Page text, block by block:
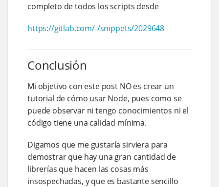
completo de todos los scripts desde
https://gitlab.com/-/snippets/2029648
Conclusión
Mi objetivo con este post NO es crear un
tutorial de cómo usar Node, pues como se
puede observar ni tengo conocimientos ni el
código tiene una calidad mínima.
Digamos que me gustaría sirviera para
demostrar que hay una gran cantidad de
librerías que hacen las cosas más
insospechadas, y que es bastante sencillo